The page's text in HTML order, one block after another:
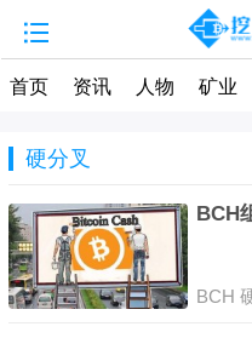

首页 资讯 人物 矿业
硬分叉
BCH
BCH